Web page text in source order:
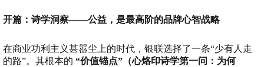
开篇：诗学洞察——公益，是最高阶的品牌心智战略
在商业功利主义甚嚣尘上的时代，银联选择了一条“少有人走
的路”。其根本的 “价值锚点”（心烙印诗学第一问：为何